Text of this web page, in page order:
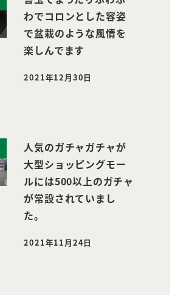
わでコロンとした容姿
で盆栽のような風情を
楽しんでます
投稿日
2021年12月30日
人気のガチャガチャが
大型ショッピングモー
ルには500以上のガチャ
が常設されていまし
た。
投稿日
2021年11月24日